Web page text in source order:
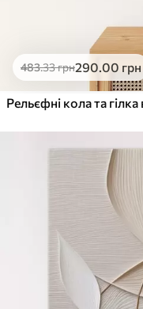
483.33грн290.00 грн